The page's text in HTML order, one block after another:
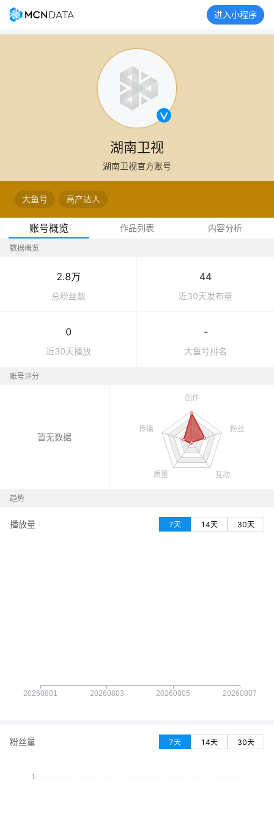
进入小程序
湖南卫视
湖南卫视官方账号
大鱼号 高产达人
账号概览 作品列表 内容分析
数据概览
2.8万
总粉丝数
44
近30天发布量
0
近30天播放
-
大鱼号排名
账号评分
暂无数据
趋势
播放量 7天 14天 30天
粉丝量 7天 14天 30天